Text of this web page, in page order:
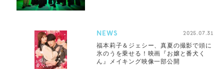
NEWS 2025.07.31
福本莉子＆ジェシー、真夏の撮影で頭に
氷のうを乗せる！映画『お嬢と番犬く
ん』メイキング映像一部公開